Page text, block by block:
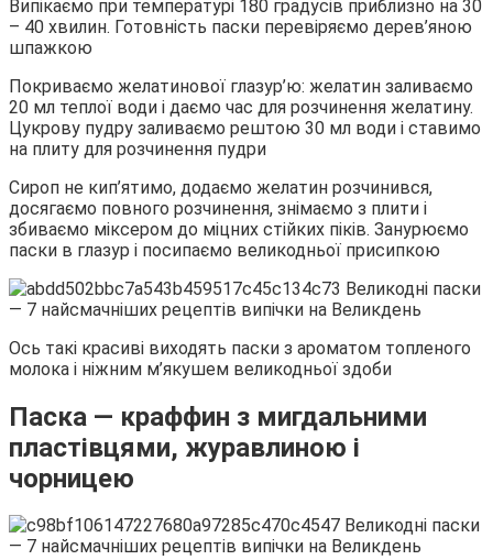
Випікаємо при температурі 180 градусів приблизно на 30
– 40 хвилин. Готовність паски перевіряємо дерев’яною
шпажкою
Покриваємо желатинової глазур’ю: желатин заливаємо
20 мл теплої води і даємо час для розчинення желатину.
Цукрову пудру заливаємо рештою 30 мл води і ставимо
на плиту для розчинення пудри
Сироп не кип’ятимо, додаємо желатин розчинився,
досягаємо повного розчинення, знімаємо з плити і
збиваємо міксером до міцних стійких піків. Занурюємо
паски в глазур і посипаємо великодньої присипкою
Ось такі красиві виходять паски з ароматом топленого
молока і ніжним м’якушем великодньої здоби
Паска — краффин з мигдальними
пластівцями, журавлиною і
чорницею